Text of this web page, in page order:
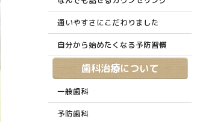
通いやすさにこだわりました
自分から始めたくなる予防習慣
歯科治療について
一般歯科
予防歯科